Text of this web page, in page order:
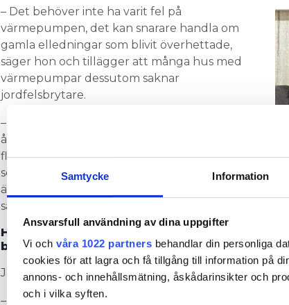
Samtycke Information
Ansvarsfull användning av dina uppgifter
Vi och våra 1022 partners behandlar din personliga
cookies för att lagra och få tillgång till information på
annons- och innehållsmätning, åskådarinsikter och
och i vilka syften.
– Det behöver inte ha varit fel på
värmepumpen, det kan snarare handla om
gamla elledningar som blivit överhettade,
säger hon och tillägger att många hus med
värmepumpar dessutom saknar
jordfelsbrytare.
– En vanlig brandorsak är att kunden
återställer larmet för överhettningsskyddet ett
flertal gånger utan att kontakta
servicetekniker. Larmet indikerar ju att något
är fel och behöver åtgärdas. Gör man inget åt
saken så blir det till sist kortslutning.
Hur vanligt är det att värmepumpar
börjar brinna?
Jan Berntsson, skadeexpert på Evidenz, utreder
– Jag har sett fem–sex fall de senaste tre åren. Men